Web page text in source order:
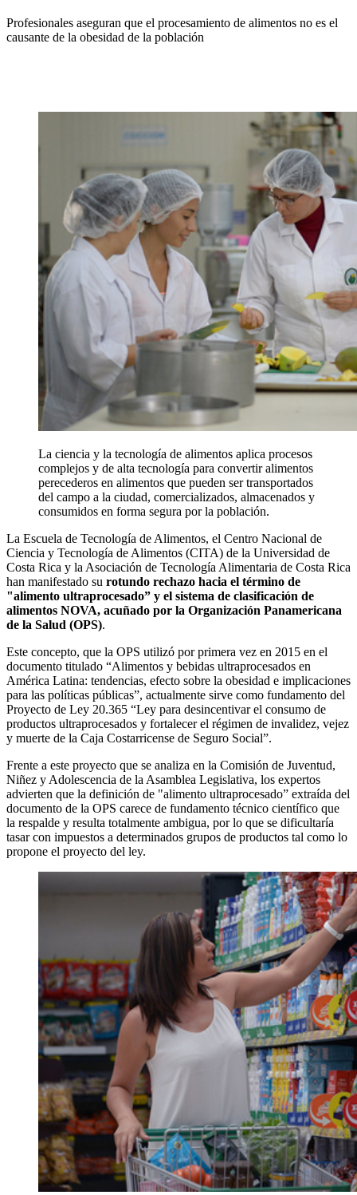
Profesionales aseguran que el procesamiento de alimentos no es el
causante de la obesidad de la población
La ciencia y la tecnología de alimentos aplica procesos
complejos y de alta tecnología para convertir alimentos
perecederos en alimentos que pueden ser transportados
del campo a la ciudad, comercializados, almacenados y
consumidos en forma segura por la población.
La Escuela de Tecnología de Alimentos, el Centro Nacional de
Ciencia y Tecnología de Alimentos (CITA) de la Universidad de
Costa Rica y la Asociación de Tecnología Alimentaria de Costa Rica
han manifestado su rotundo rechazo hacia el término de
"alimento ultraprocesado” y el sistema de clasificación de
alimentos NOVA, acuñado por la Organización Panamericana
de la Salud (OPS).
Este concepto, que la OPS utilizó por primera vez en 2015 en el
documento titulado “Alimentos y bebidas ultraprocesados en
América Latina: tendencias, efecto sobre la obesidad e implicaciones
para las políticas públicas”, actualmente sirve como fundamento del
Proyecto de Ley 20.365 “Ley para desincentivar el consumo de
productos ultraprocesados y fortalecer el régimen de invalidez, vejez
y muerte de la Caja Costarricense de Seguro Social”.
Frente a este proyecto que se analiza en la Comisión de Juventud,
Niñez y Adolescencia de la Asamblea Legislativa, los expertos
advierten que la definición de "alimento ultraprocesado” extraída del
documento de la OPS carece de fundamento técnico científico que
la respalde y resulta totalmente ambigua, por lo que se dificultaría
tasar con impuestos a determinados grupos de productos tal como lo
propone el proyecto del ley.